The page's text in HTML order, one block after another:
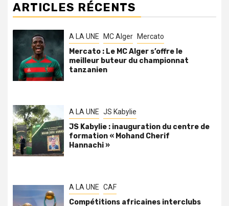
ARTICLES RÉCENTS
A LA UNE MC Alger Mercato
Mercato : Le MC Alger s’offre le
meilleur buteur du championnat
tanzanien
A LA UNE JS Kabylie
JS Kabylie : inauguration du centre de
formation « Mohand Cherif
Hannachi »
A LA UNE CAF
Compétitions africaines interclubs